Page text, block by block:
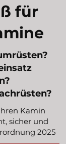
für
Kamin
sicher und
2025